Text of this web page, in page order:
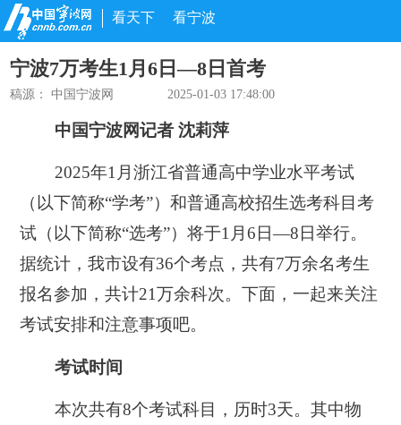
看天下 看宁波
宁波7万考生1月6日—8日首考
稿源： 中国宁波网 2025-01-03 17:48:00
中国宁波网记者 沈莉萍
2025年1月浙江省普通高中学业水平考试
（以下简称“学考”）和普通高校招生选考科目考
试（以下简称“选考”）将于1月6日—8日举行。
据统计，我市设有36个考点，共有7万余名考生
报名参加，共计21万余科次。下面，一起来关注
考试安排和注意事项吧。
考试时间
本次共有8个考试科目，历时3天。其中物